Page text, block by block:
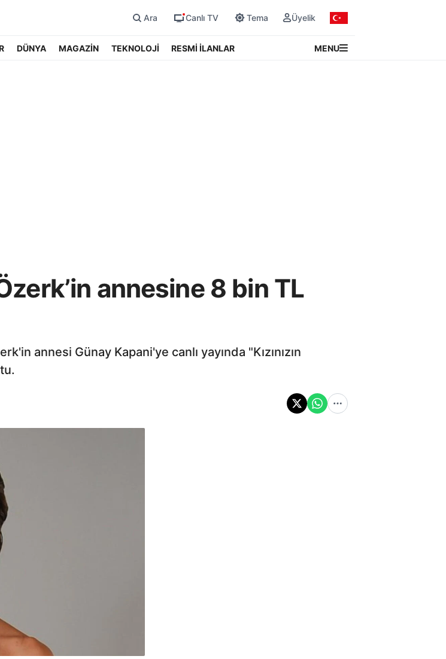
Ara Canlı TV Tema Üyelik
DÜNYA MAGAZİN TEKNOLOJİ RESMİ İLANLAR MENU
annesine 8 bin TL
annesi Günay Kapani'ye canlı yayında "Kızınızın